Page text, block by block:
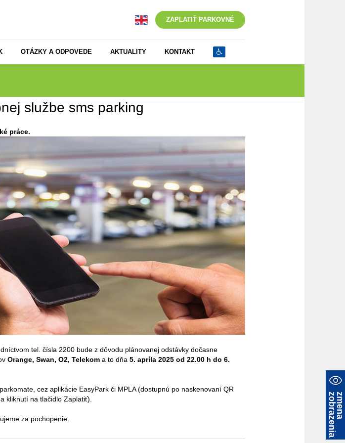
ZAPLATIŤ PARKOVNÉ
OTÁZKY A ODPOVEDE AKTUALITY KONTAKT
službe sms parking
práce.
tel. čísla 2200 bude z dôvodu plánovanej odstávky dočasne
Orange, Swan, O2, Telekom a to dňa 5. apríla 2025 od 22.00 h do 6.
cez aplikácie EasyPark či MPLA (dostupnú po naskenovaní QR
kliknutí na tlačidlo Zaplatiť).
za pochopenie. z
m
e
n
a
z
o
b
r
a
z
e
n
i
a